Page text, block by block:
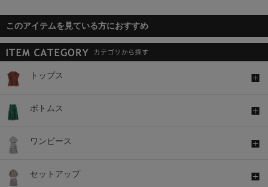
このアイテムを見ている方におすすめ
トップス
ボトムス
ワンピース
セットアップ